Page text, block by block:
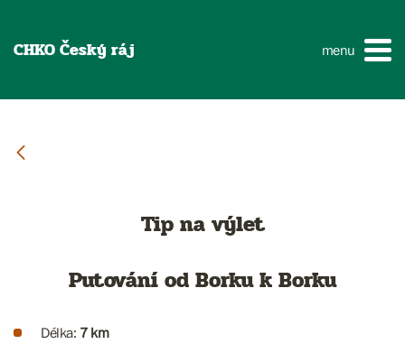
CHKO Český ráj menu
Tip na výlet
Putování od Borku k Borku
Délka: 7 km